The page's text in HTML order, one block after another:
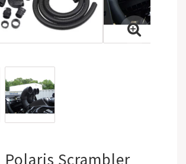
Polaris Scrambler